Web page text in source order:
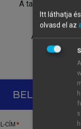
A tartalom
A
BELÉPÉS
CÍM
Itt láthatja
olvasd el az